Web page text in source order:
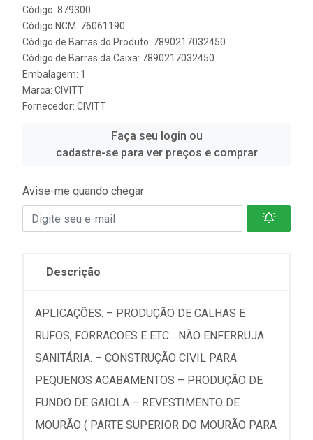
Código: 879300
Código NCM: 76061190
Código de Barras do Produto: 7890217032450
Código de Barras da Caixa: 7890217032450
Embalagem: 1
Marca: CIVITT
Fornecedor: CIVITT
Faça seu login ou
cadastre-se para ver preços e comprar
Avise-me quando chegar
Descrição
APLICAÇÕES: – PRODUÇÃO DE CALHAS E
RUFOS, FORRACOES E ETC... NÃO ENFERRUJA
SANITÁRIA. – CONSTRUÇÃO CIVIL PARA
PEQUENOS ACABAMENTOS – PRODUÇÃO DE
FUNDO DE GAIOLA – REVESTIMENTO DE
MOURÃO ( PARTE SUPERIOR DO MOURÃO PARA